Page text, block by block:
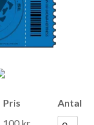
Pris
Antal
100 kr